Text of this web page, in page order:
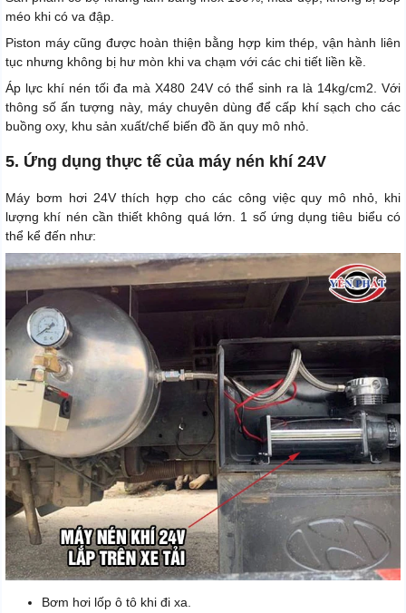
méo khi có va đập.
Piston máy cũng được hoàn thiện bằng hợp kim thép, vận hành liên
tục nhưng không bị hư mòn khi va chạm với các chi tiết liền kề.
Áp lực khí nén tối đa mà X480 24V có thể sinh ra là 14kg/cm2. Với
thông số ấn tượng này, máy chuyên dùng để cấp khí sạch cho các
buồng oxy, khu sản xuất/chế biến đồ ăn quy mô nhỏ.
5. Ứng dụng thực tế của máy nén khí 24V
Máy bơm hơi 24V thích hợp cho các công việc quy mô nhỏ, khi
lượng khí nén cần thiết không quá lớn. 1 số ứng dụng tiêu biểu có
thể kể đến như:
Bơm hơi lốp ô tô khi đi xa.